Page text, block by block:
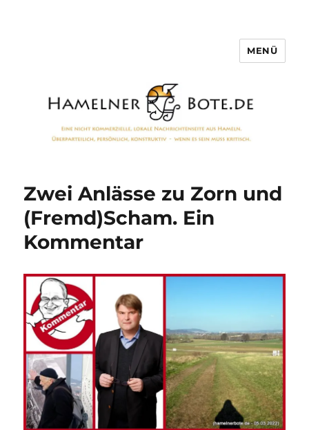
MENÜ
Zwei Anlässe zu Zorn und
(Fremd)Scham. Ein
Kommentar